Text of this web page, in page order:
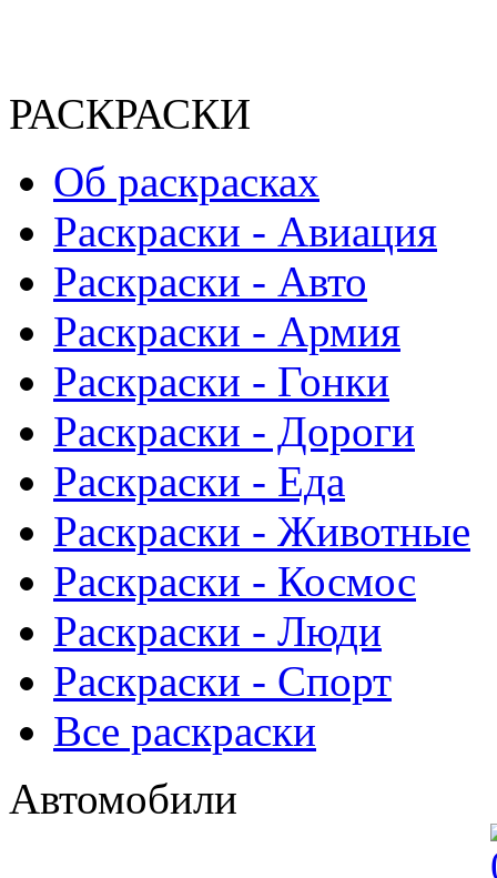
РАСКРАСКИ
Об раскрасках
Раскраски - Авиация
Раскраски - Авто
Раскраски - Армия
Раскраски - Гонки
Раскраски - Дороги
Раскраски - Еда
Раскраски - Животныe
Раскраски - Космос
Раскраски - Люди
Раскраски - Спорт
Все раскраски
Автомобили